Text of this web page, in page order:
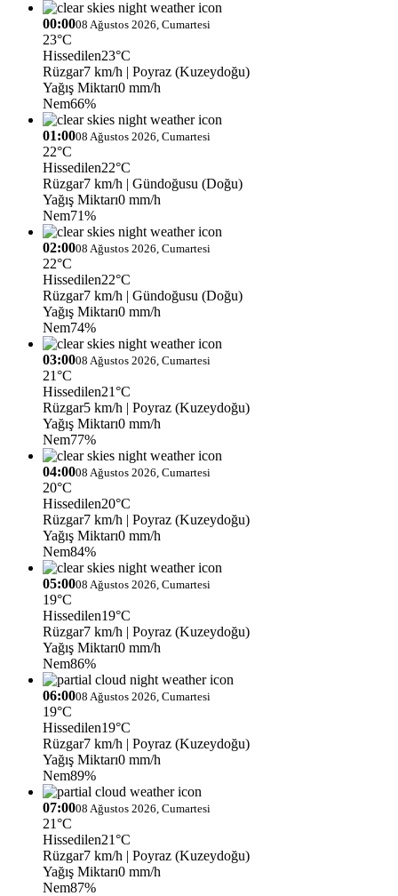
00:0008 Ağustos 2026, Cumartesi
23°C
Hissedilen23°C
Rüzgar7 km/h | Poyraz (Kuzeydoğu)
Yağış Miktarı0 mm/h
Nem66%
01:0008 Ağustos 2026, Cumartesi
22°C
Hissedilen22°C
Rüzgar7 km/h | Gündoğusu (Doğu)
Yağış Miktarı0 mm/h
Nem71%
02:0008 Ağustos 2026, Cumartesi
22°C
Hissedilen22°C
Rüzgar7 km/h | Gündoğusu (Doğu)
Yağış Miktarı0 mm/h
Nem74%
03:0008 Ağustos 2026, Cumartesi
21°C
Hissedilen21°C
Rüzgar5 km/h | Poyraz (Kuzeydoğu)
Yağış Miktarı0 mm/h
Nem77%
04:0008 Ağustos 2026, Cumartesi
20°C
Hissedilen20°C
Rüzgar7 km/h | Poyraz (Kuzeydoğu)
Yağış Miktarı0 mm/h
Nem84%
05:0008 Ağustos 2026, Cumartesi
19°C
Hissedilen19°C
Rüzgar7 km/h | Poyraz (Kuzeydoğu)
Yağış Miktarı0 mm/h
Nem86%
06:0008 Ağustos 2026, Cumartesi
19°C
Hissedilen19°C
Rüzgar7 km/h | Poyraz (Kuzeydoğu)
Yağış Miktarı0 mm/h
Nem89%
07:0008 Ağustos 2026, Cumartesi
21°C
Hissedilen21°C
Rüzgar7 km/h | Poyraz (Kuzeydoğu)
Yağış Miktarı0 mm/h
Nem87%